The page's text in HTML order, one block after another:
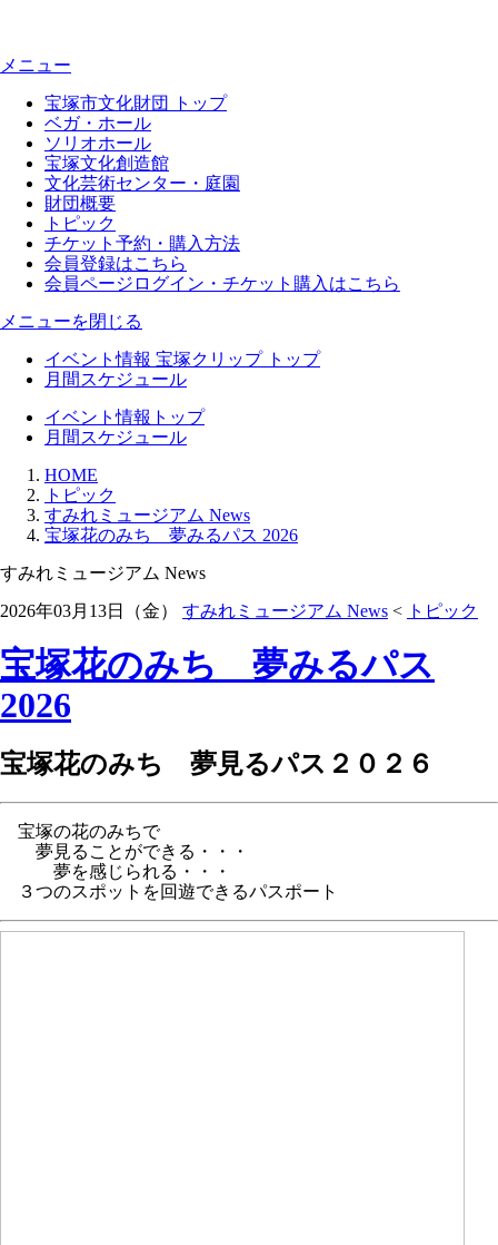
メニュー
宝塚市文化財団 トップ
ベガ・ホール
ソリオホール
宝塚文化創造館
文化芸術センター・庭園
財団概要
トピック
チケット予約・購入方法
会員登録はこちら
会員ページログイン・チケット購入はこちら
メニューを閉じる
イベント情報 宝塚クリップ トップ
月間スケジュール
イベント情報トップ
月間スケジュール
HOME
トピック
すみれミュージアム News
宝塚花のみち 夢みるパス 2026
すみれミュージアム News
2026年03月13日（金）
すみれミュージアム News < トピック
宝塚花のみち 夢みるパス
2026
宝塚花のみち 夢見るパス２０２６
宝塚の花のみちで
夢見ることができる・・・
夢を感じられる・・・
３つのスポットを回遊できるパスポート